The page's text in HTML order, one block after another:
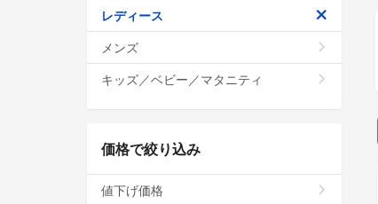
レディース
メンズ
キッズ／ベビー／マタニティ
価格で絞り込み
値下げ価格